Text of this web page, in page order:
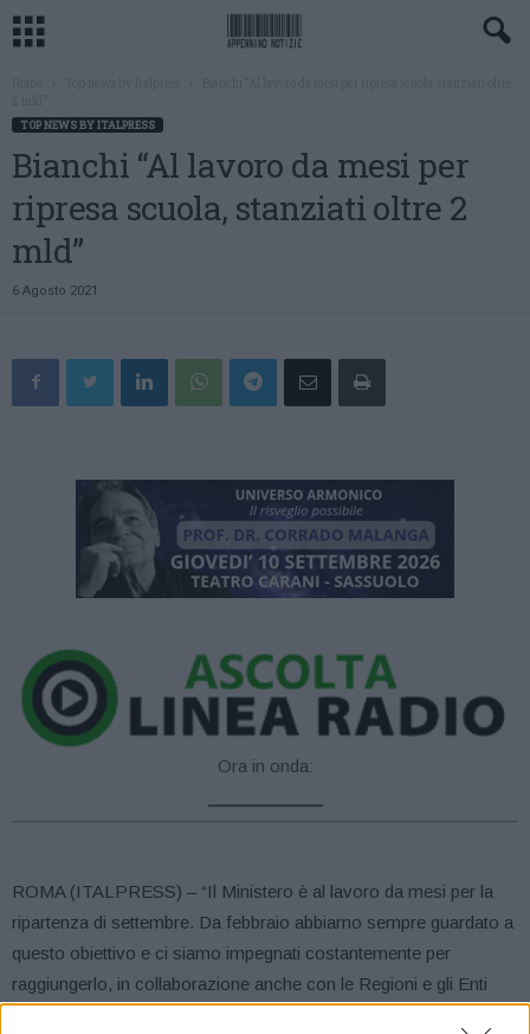
TOP NEWS BY ITALPRESS
Bianchi “Al lavoro da mesi per
ripresa scuola, stanziati oltre 2
mld”
6 Agosto 2021
Ora in onda:
ROMA (ITALPRESS) – “Il Ministero è al lavoro da mesi per la
ripartenza di settembre. Da febbraio abbiamo sempre guardato a
questo obiettivo e ci siamo impegnati costantemente per
raggiungerlo, in collaborazione anche con le Regioni e gli Enti